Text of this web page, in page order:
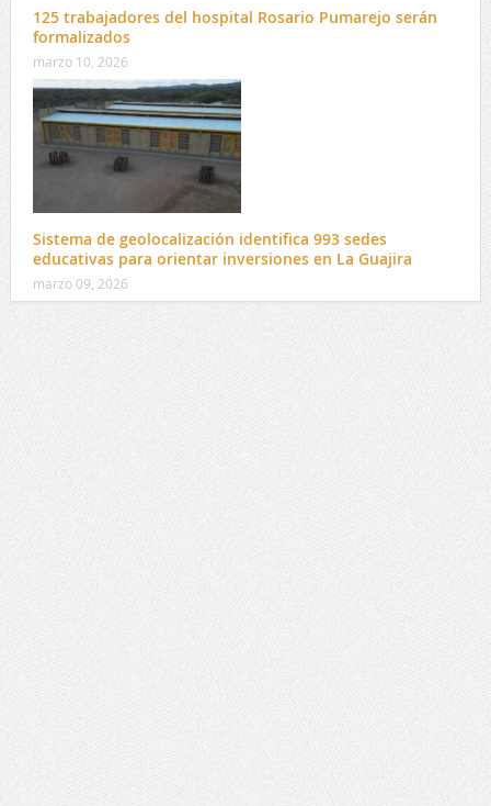
125 trabajadores del hospital Rosario Pumarejo serán
formalizados
marzo 10, 2026
Sistema de geolocalización identifica 993 sedes
educativas para orientar inversiones en La Guajira
marzo 09, 2026